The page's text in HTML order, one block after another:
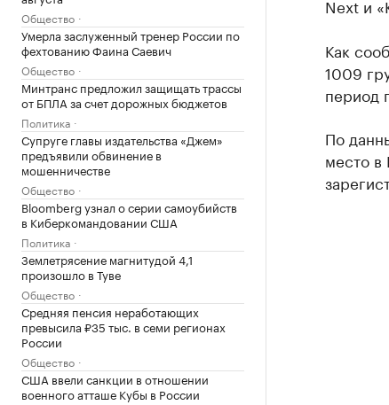
Общество
Умерла заслуженный тренер России по
фехтованию Фаина Саевич
Общество
Минтранс предложил защищать трассы
от БПЛА за счет дорожных бюджетов
Политика
Супруге главы издательства «Джем»
предъявили обвинение в
мошенничестве
Общество
Bloomberg узнал о серии самоубийств
в Киберкомандовании США
Политика
Землетрясение магнитудой 4,1
произошло в Туве
Общество
Средняя пенсия неработающих
превысила ₽35 тыс. в семи регионах
России
Общество
США ввели санкции в отношении
военного атташе Кубы в России
Next и
Как
1009
период
По
место в